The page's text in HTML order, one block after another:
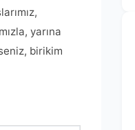
yarına
birikim